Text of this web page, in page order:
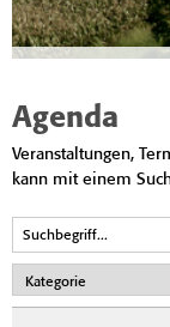
Agenda
Veranstaltungen,
kann mit einem